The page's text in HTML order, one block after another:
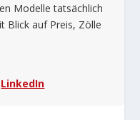
Modelle tatsächlich
Blick auf Preis, Zölle
LinkedIn